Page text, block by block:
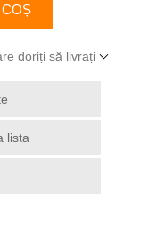
doriți să livrați
lista